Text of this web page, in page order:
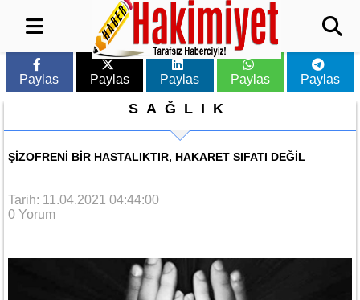
Paylas Paylas Paylas Paylas Paylas
SAĞLIK
ŞİZOFRENİ BİR HASTALIKTIR, HAKARET SIFATI DEĞİL
Tarih: 11.04.2021 04:44:00
0 Yorum